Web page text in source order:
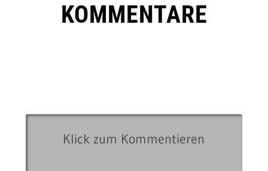
KOMMENTARE